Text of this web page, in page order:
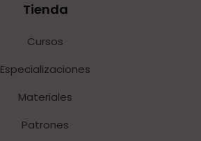
Tienda
Cursos
Especializaciones
Materiales
Patrones